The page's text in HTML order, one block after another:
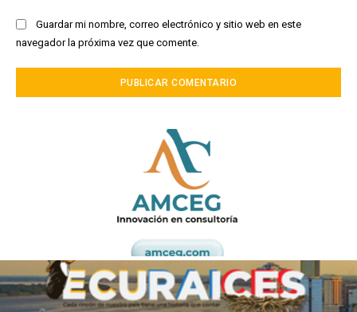
Guardar mi nombre, correo electrónico y sitio web en este
navegador la próxima vez que comente.